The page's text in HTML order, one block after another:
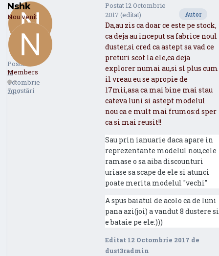
Nshk
Postat
12
Octombrie
2017
Nshk
Nou venit
Members
0
7 postări
Autor
Postat12 Octombrie
2017 (editat)
Da,au zis ca doar ce este pe stock,
ca deja au inceput sa fabrice noul
duster,si cred ca astept sa vad ce
preturi scot la ele,ca deja
explorer numai au,si sl plus cum
il vreau eu se apropie de
17mii,asa ca mai bine mai stau
cateva luni si astept modelul
nou ca e mult mai frumos:d sper
ca si mai reusit!!
Sau prin ianuarie daca apare in
reprezentante modelul nou,cele
ramase o sa aiba discounturi
uriase sa scape de ele si atunci
poate merita modelul "vechi"
A spus baiatul de acolo ca de luni
pana azi(joi) a vandut 8 dustere si
e bataie pe ele:)))
Editat 12 Octombrie 2017 de
dust3radmin